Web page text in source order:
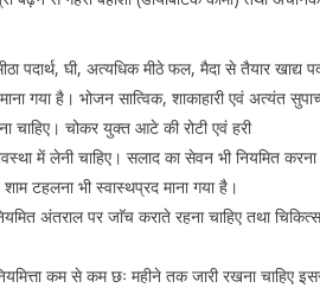
पदार्थ, घी, अत्यधिक मीठे फल, मैदा से तैयार खाद्य
गया है। भोजन सात्विक, शाकाहारी एवं अत्यंत
चाहिए। चोकर युक्त आटे की रोटी एवं हरी
में लेनी चाहिए। सलाद का सेवन भी नियमित करना
टहलना भी स्वास्थप्रद माना गया है।
अंतराल पर जाॅच कराते रहना चाहिए तथा
कम से कम छः महीने तक जारी रखना चाहिए